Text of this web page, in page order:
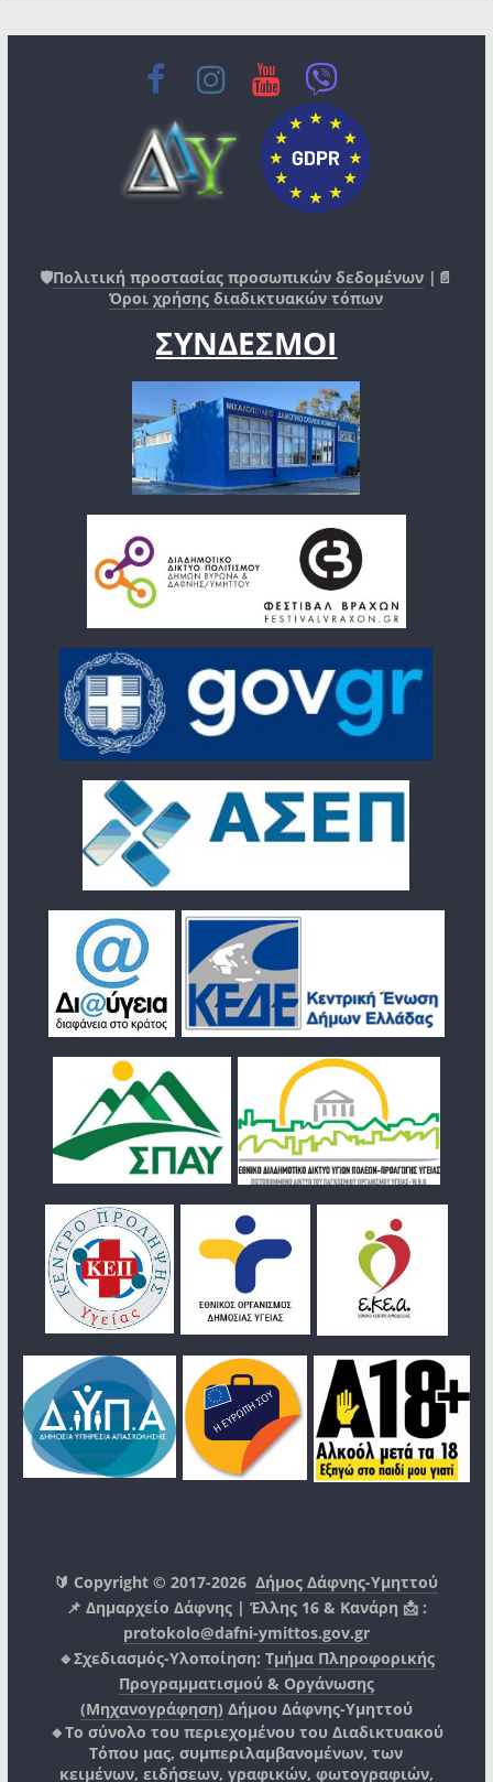
🛡️Πολιτική προστασίας προσωπικών δεδομένων |📄
Όροι χρήσης διαδικτυακών τόπων
ΣΥΝΔΕΣΜΟΙ
🔰 Copyright © 2017-2026Δήμος Δάφνης-Υμηττού
📌 Δημαρχείο Δάφνης | Έλλης 16 & Κανάρη 📩 :
protokolo@dafni-ymittos.gov.gr
🔹Σχεδιασμός-Υλοποίηση: Τμήμα Πληροφορικής
Προγραμματισμού & Οργάνωσης
(Μηχανογράφηση) Δήμου Δάφνης-Υμηττού
🔸Το σύνολο του περιεχομένου του Διαδικτυακού
Τόπου μας, συμπεριλαμβανομένων, των
κειμένων, ειδήσεων, γραφικών, φωτογραφιών,